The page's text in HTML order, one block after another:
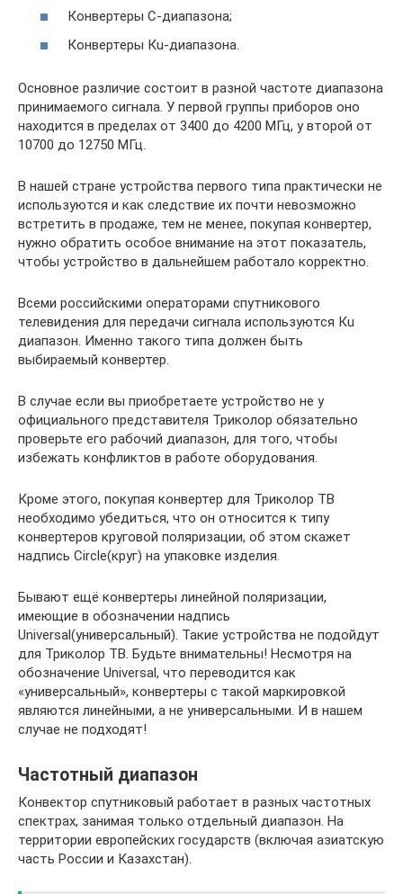
Конвертеры С-диапазона;
Конвертеры Кu-диапазона.
Основное различие состоит в разной частоте диапазона
принимаемого сигнала. У первой группы приборов оно
находится в пределах от 3400 до 4200 МГц, у второй от
10700 до 12750 МГц.
В нашей стране устройства первого типа практически не
используются и как следствие их почти невозможно
встретить в продаже, тем не менее, покупая конвертер,
нужно обратить особое внимание на этот показатель,
чтобы устройство в дальнейшем работало корректно.
Всеми российскими операторами спутникового
телевидения для передачи сигнала используются Кu
диапазон. Именно такого типа должен быть
выбираемый конвертер.
В случае если вы приобретаете устройство не у
официального представителя Триколор обязательно
проверьте его рабочий диапазон, для того, чтобы
избежать конфликтов в работе оборудования.
Кроме этого, покупая конвертер для Триколор ТВ
необходимо убедиться, что он относится к типу
конвертеров круговой поляризации, об этом скажет
надпись Circle(круг) на упаковке изделия.
Бывают ещё конвертеры линейной поляризации,
имеющие в обозначении надпись
Universal(универсальный). Такие устройства не подойдут
для Триколор ТВ. Будьте внимательны! Несмотря на
обозначение Universal, что переводится как
«универсальный», конвертеры с такой маркировкой
являются линейными, а не универсальными. И в нашем
случае не подходят!
Частотный диапазон
Конвектор спутниковый работает в разных частотных
спектрах, занимая только отдельный диапазон. На
территории европейских государств (включая азиатскую
часть России и Казахстан).